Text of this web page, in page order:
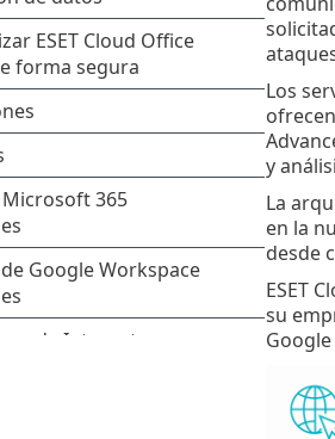
Los
y
La
en la
desde
ESET
su